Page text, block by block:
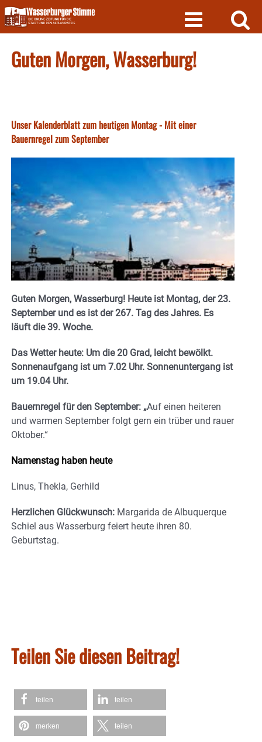
Skip
to
content
Guten Morgen, Wasserburg!
Unser Kalenderblatt zum heutigen Montag - Mit einer
Bauernregel zum September
Guten Morgen, Wasserburg! Heute ist Montag, der 23.
September und es ist der 267. Tag des Jahres. Es
läuft die 39. Woche.
Das Wetter heute: Um die 20 Grad, leicht bewölkt.
Sonnenaufgang ist um 7.02 Uhr. Sonnenuntergang ist
um 19.04 Uhr.
Bauernregel für den September: „Auf einen heiteren
und warmen September folgt gern ein trüber und rauer
Oktober.“
Namenstag haben heute
Linus, Thekla, Gerhild
Herzlichen Glückwunsch: Margarida de Albuquerque
Schiel aus Wasserburg feiert heute ihren 80.
Geburtstag.
Teilen Sie diesen Beitrag!
teilen teilen
merken teilen